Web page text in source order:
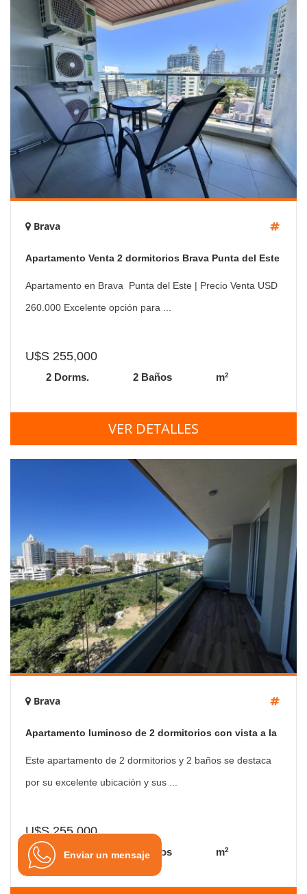
Brava
Apartamento Venta 2 dormitorios Brava Punta del Este
Apartamento en Brava  Punta del Este | Precio Venta USD
260.000 Excelente opción para ...
U$S 255,000
2 Dorms. 2 Baños m2
VER DETALLES
Brava
Apartamento luminoso de 2 dormitorios con vista a la
brava
Este apartamento de 2 dormitorios y 2 baños se destaca
por su excelente ubicación y sus ...
U$S 255,000
2 Dorms. 2 Baños m2
Enviar un mensaje